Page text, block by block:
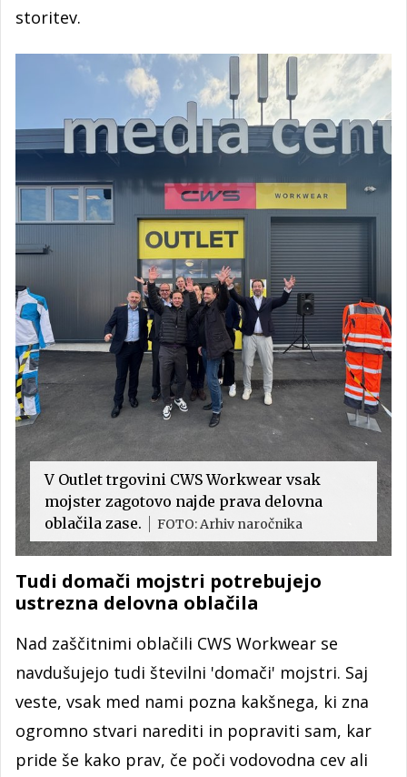
storitev.
V Outlet trgovini CWS Workwear vsak
mojster zagotovo najde prava delovna
oblačila zase.
FOTO: Arhiv naročnika
Tudi domači mojstri potrebujejo
ustrezna delovna oblačila
Nad zaščitnimi oblačili CWS Workwear se
navdušujejo tudi številni 'domači' mojstri. Saj
veste, vsak med nami pozna kakšnega, ki zna
ogromno stvari narediti in popraviti sam, kar
pride še kako prav, če poči vodovodna cev ali